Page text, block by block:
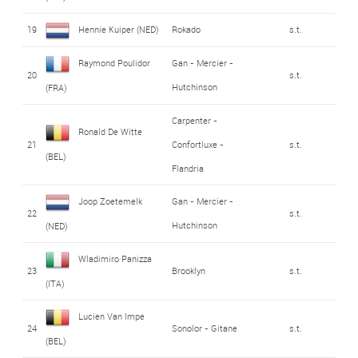
19 Hennie Kuiper (NED) Rokado s.t.
20
Raymond Poulidor
(FRA)
Gan - Mercier -
Hutchinson
s.t.
21
Ronald De Witte
(BEL)
Carpenter -
Confortluxe -
Flandria
s.t.
22
Joop Zoetemelk
(NED)
Gan - Mercier -
Hutchinson
s.t.
23
Wladimiro Panizza
(ITA)
Brooklyn s.t.
24
Lucien Van Impe
(BEL)
Sonolor - Gitane s.t.